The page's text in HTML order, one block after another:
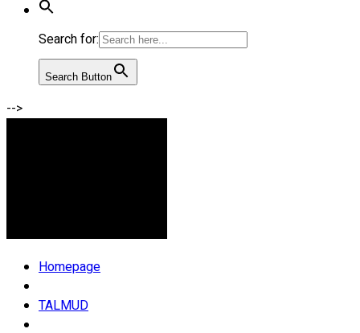
Search for:
Search Button
-->
Homepage
TALMUD